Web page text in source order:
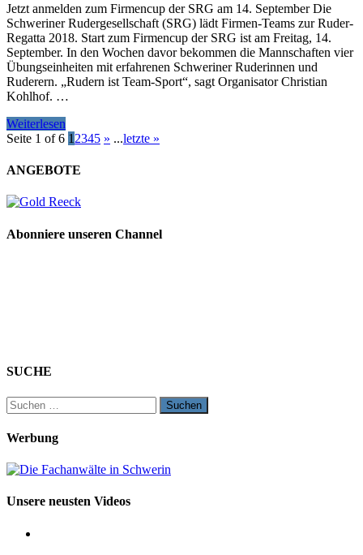
Jetzt anmelden zum Firmencup der SRG am 14. September Die
Schweriner Rudergesellschaft (SRG) lädt Firmen-Teams zur Ruder-
Regatta 2018. Start zum Firmencup der SRG ist am Freitag, 14.
September. In den Wochen davor bekommen die Mannschaften vier
Übungseinheiten mit erfahrenen Schweriner Ruderinnen und
Ruderern. „Rudern ist Team-Sport“, sagt Organisator Christian
Kohlhof. …
Weiterlesen
Seite 1 of 6 1 2345 » ...letzte »
ANGEBOTE
Abonniere unseren Channel
SUCHE
Suchen
nach:
Werbung
Unsere neusten Videos